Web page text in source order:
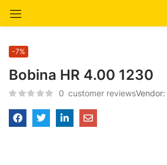
Bobina HR 4.00 1230
-7%
0 customer reviewsVendor: